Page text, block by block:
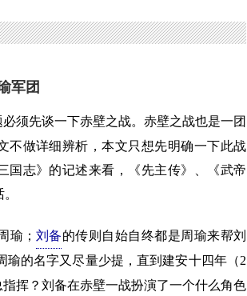
军团
须先谈一下赤壁之战。赤壁之战也是一团
不做详细辨析，本文只想先明确一下此战
国志》的记述来看，《先主传》、《武帝
； 刘备的传则自始自终都是周瑜来帮刘
的名字又尽量少提，直到建安十四年（2
挥？刘备在赤壁一战扮演了一个什么角色